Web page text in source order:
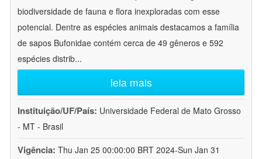
biodiversidade de fauna e flora inexploradas com esse
potencial. Dentre as espécies animais destacamos a família
de sapos Bufonidae contém cerca de 49 gêneros e 592
espécies distrib...
leia mais
Instituição/UF/País: Universidade Federal de Mato Grosso
- MT - Brasil
Vigência: Thu Jan 25 00:00:00 BRT 2024-Sun Jan 31